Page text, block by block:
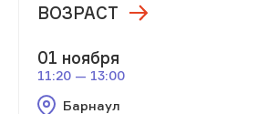
ВОЗРАСТ
01 ноября
11:20 — 13:00
Барнаул